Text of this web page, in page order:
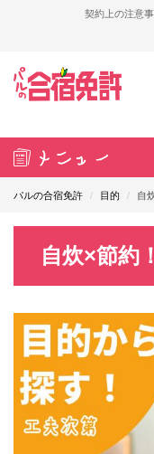
契約上の注意
T
e
n
パルの合宿免許 / 目的 / 自
自炊×節約